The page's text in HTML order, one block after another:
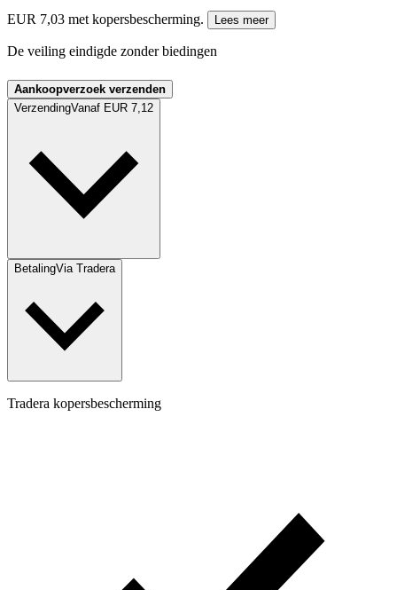
EUR 7,03 met kopersbescherming. Lees meer
De veiling eindigde zonder biedingen
Aankoopverzoek verzenden
VerzendingVanaf EUR 7,12
BetalingVia Tradera
Tradera kopersbescherming